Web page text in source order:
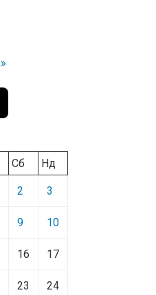
Сб Нд
2 3
9 10
16 17
23 24